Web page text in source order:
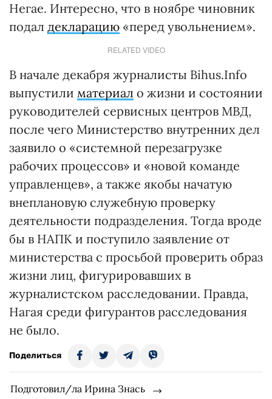
Негае. Интересно, что в ноябре чиновник
подал декларацию «перед увольнением».
RELATED VIDEO
В начале декабря журналисты Bihus.Info
выпустили материал о жизни и состоянии
руководителей сервисных центров МВД,
после чего Министерство внутренних дел
заявило о «системной перезагрузке
рабочих процессов» и «новой команде
управленцев», а также якобы начатую
внеплановую служебную проверку
деятельности подразделения. Тогда вроде
бы в НАПК и поступило заявление от
министерства с просьбой проверить образ
жизни лиц, фигурировавших в
журналистском расследовании. Правда,
Нагая среди фигурантов расследования
не было.
Поделиться
Подготовил/ла Ирина Знась